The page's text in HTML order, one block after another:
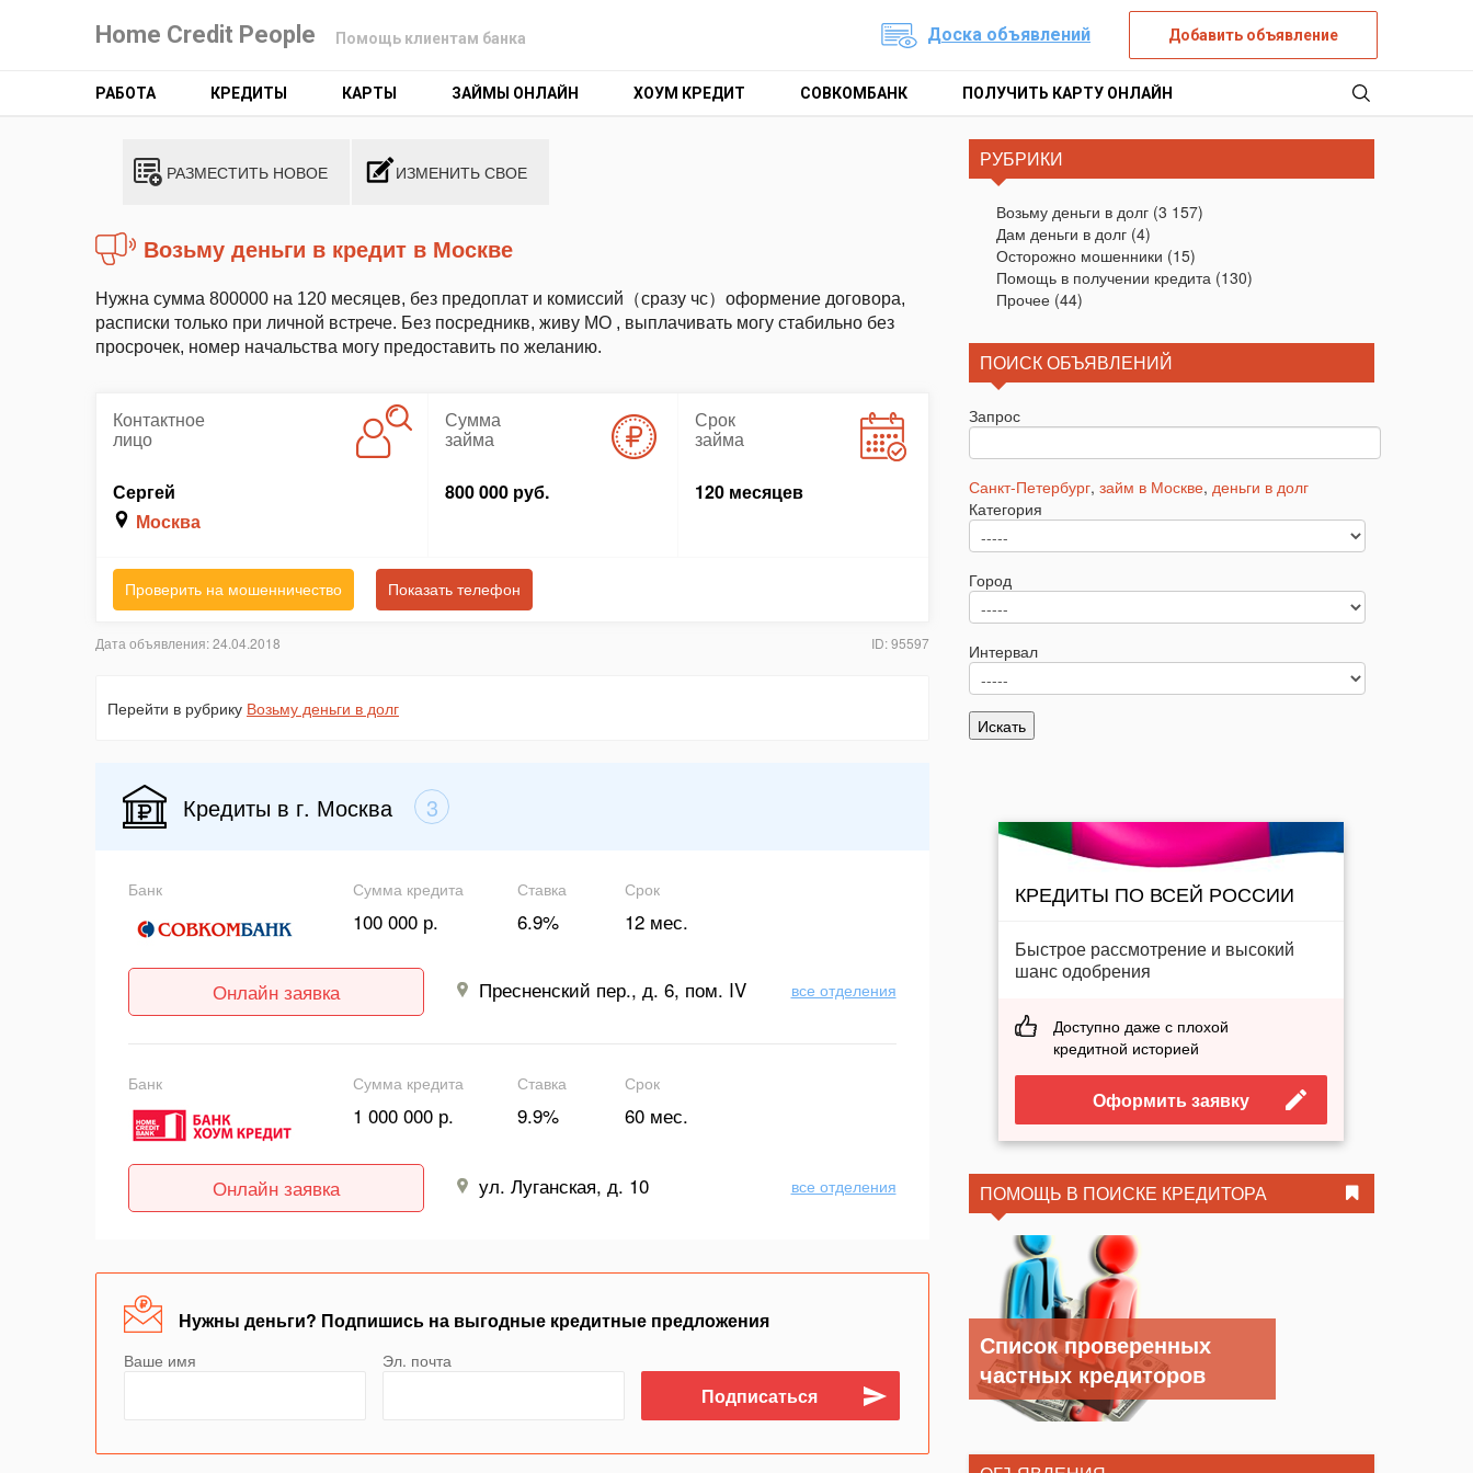
Home Credit People Помощь клиентам банка Доска объявлений Добавить объявление
РАБОТА КРЕДИТЫ КАРТЫ ЗАЙМЫ ОНЛАЙН ХОУМ КРЕДИТ СОВКОМБАНК ПОЛУЧИТЬ КАРТУ ОНЛАЙН
РАЗМЕСТИТЬ НОВОЕ ИЗМЕНИТЬ СВОЕ
Возьму деньги в кредит в Москве
Нужна сумма 800000 на 120 месяцев, без предоплат и комиссий（сразу чс）оформение договора,
расписки только при личной встрече. Без посредникв, живу МО , выплачивать могу стабильно без
просрочек, номер начальства могу предоставить по желанию.
Контактное
лицо
Сергей
Москва
Сумма
займа
800 000 руб.
Срок
займа
120 месяцев
Проверить на мошенничество Показать телефон
Дата объявления: 24.04.2018 ID: 95597
Перейти в рубрику Возьму деньги в долг
Кредиты в г. Москва 3
Банк Сумма кредита
100 000 р.
Ставка
6.9%
Срок
12 мес.
Онлайн заявка Пресненский пер., д. 6, пом. IV все отделения
Банк Сумма кредита
1 000 000 р.
Ставка
9.9%
Срок
60 мес.
Онлайн заявка ул. Луганская, д. 10 все отделения
Нужны деньги? Подпишись на выгодные кредитные предложения
Ваше имя Эл. почта
РУБРИКИ
Возьму деньги в долг(3 157)
Дам деньги в долг(4)
Осторожно мошенники (15)
Помощь в получении кредита(130)
Прочее(44)
ПОИСК ОБЪЯВЛЕНИЙ
Запрос
Санкт-Петербург, займ в Москве, деньги в долг
Категория
Город
Интервал
КРЕДИТЫ ПО ВСЕЙ РОССИИ
Быстрое рассмотрение и высокий
шанс одобрения
Доступно даже с плохой
кредитной историей
Оформить заявку
ПОМОЩЬ В ПОИСКЕ КРЕДИТОРА
Список проверенных
частных кредиторов